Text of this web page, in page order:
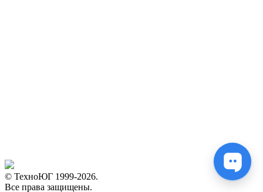
© ТехноЮГ 1999-2026.
Все права защищены.